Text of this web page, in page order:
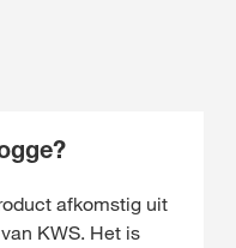
afkomstig uit
KWS. Het is